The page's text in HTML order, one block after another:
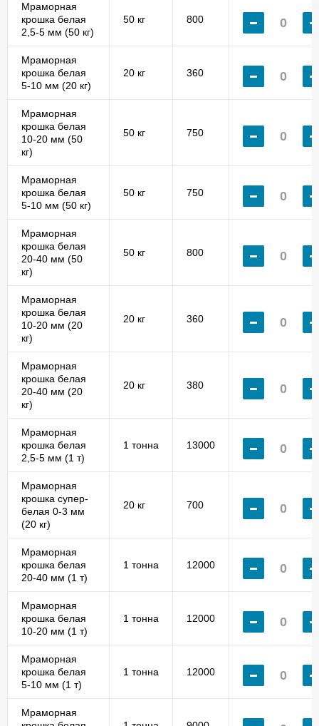
Мраморная
крошка белая
2,5-5 мм (50 кг)
50 кг 800
Мраморная
крошка белая
5-10 мм (20 кг)
20 кг 360
Мраморная
крошка белая
10-20 мм (50
кг)
50 кг 750
Мраморная
крошка белая
5-10 мм (50 кг)
50 кг 750
Мраморная
крошка белая
20-40 мм (50
кг)
50 кг 800
Мраморная
крошка белая
10-20 мм (20
кг)
20 кг 360
Мраморная
крошка белая
20-40 мм (20
кг)
20 кг 380
Мраморная
крошка белая
2,5-5 мм (1 т)
1 тонна 13000
Мраморная
крошка супер-
белая 0-3 мм
(20 кг)
20 кг 700
Мраморная
крошка белая
20-40 мм (1 т)
1 тонна 12000
Мраморная
крошка белая
10-20 мм (1 т)
1 тонна 12000
Мраморная
крошка белая
5-10 мм (1 т)
1 тонна 12000
Мраморная